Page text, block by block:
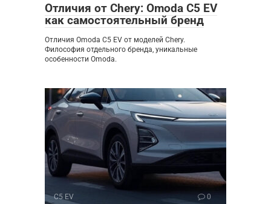
Отличия от Chery: Omoda C5 EV
как самостоятельный бренд
Отличия Omoda C5 EV от моделей Chery.
Философия отдельного бренда, уникальные
особенности Omoda.
C5 EV 0